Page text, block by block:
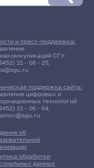
об
обработки
данных
и пресс-поддержка:
СГУ
21 - 06 - 25,
поддержка сайта:
цифровых и
технологий
21 - 06 - 64,